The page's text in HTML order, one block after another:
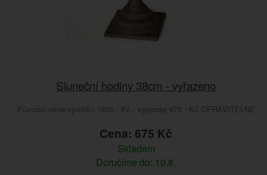
Sluneční hodiny 38cm - vyřazeno
Původní cena výrobku 1835.- Kč / výprodej 675.- Kč OPRAVITELNÉ
Cena: 675 Kč
Skladem
Doručíme do: 10.8.